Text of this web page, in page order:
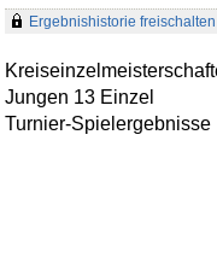
Ergebnishistorie freischalten
Jungen 13 Einzel
Turnier-Spielergebnisse